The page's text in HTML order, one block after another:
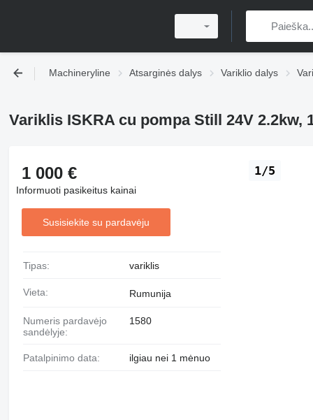
Machineryline Atsarginės dalys Variklio dalys
Variklis ISKRA cu pompa Still 24V 2.2kw,
1/5
1 000 €
Informuoti pasikeitus kainai
Susisiekite su pardavėju
Tipas: variklis
Vieta: Rumunija
Numeris pardavėjo
sandėlyje:
1580
Patalpinimo data: ilgiau nei 1 mėnuo